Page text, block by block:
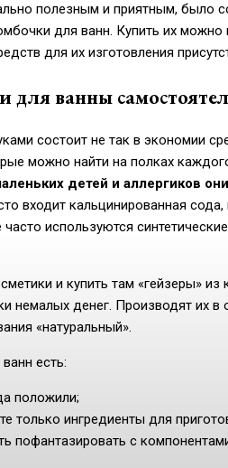
полезным и приятным, было
для ванн. Купить их можно
для их изготовления
ванны
состоит не так в экономии
можно найти на полках
детей и аллергиков
входит кальцинированная
используются
и купить там «гейзеры»
денег. Производят их в
«натуральный».
есть:
положили;
только ингредиенты для
пофантазировать с